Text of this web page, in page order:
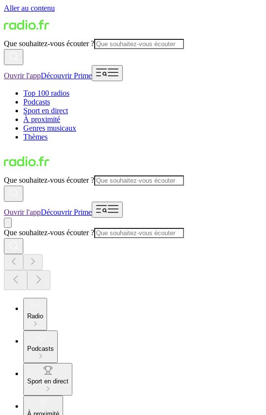
Aller au contenu
Que souhaitez-vous écouter ?
Ouvrir l'appDécouvrir Prime
Top 100 radios
Podcasts
Sport en direct
À proximité
Genres musicaux
Thèmes
Que souhaitez-vous écouter ?
Ouvrir l'appDécouvrir Prime
Que souhaitez-vous écouter ?
Radio
Podcasts
Sport en direct